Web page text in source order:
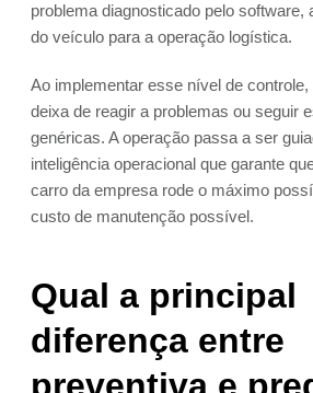
problema diagnosticado pelo software,
do veículo para a operação logística.
Ao implementar esse nível de
deixa de reagir a problemas ou seguir
genéricas. A operação passa a ser
inteligência operacional que garante
carro da empresa rode o máximo
custo de manutenção possível.
Qual a principal
diferença entre